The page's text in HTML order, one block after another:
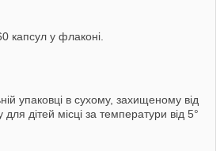
капсул у флаконі.
упаковці в сухому, захищеному від
для дітей місці за температури від 5°